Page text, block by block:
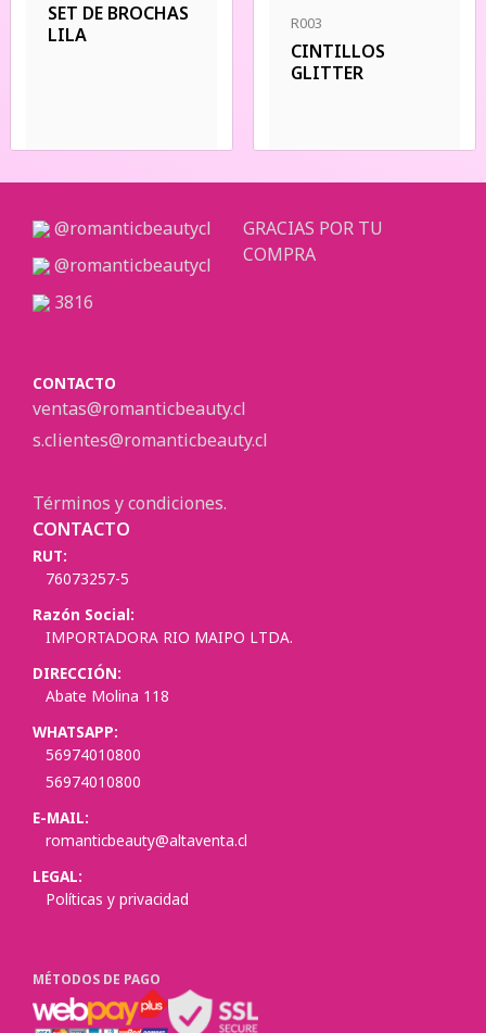
SET DE BROCHAS
LILA
R003
CINTILLOS
GLITTER
@romanticbeautycl
@romanticbeautycl
3816
CONTACTO
ventas@romanticbeauty.cl
s.clientes@romanticbeauty.cl
Términos y condiciones.
GRACIAS POR TU
COMPRA
CONTACTO
RUT:
76073257-5
Razón Social:
IMPORTADORA RIO MAIPO LTDA.
DIRECCIÓN:
Abate Molina 118
WHATSAPP:
56974010800
56974010800
E-MAIL:
romanticbeauty@altaventa.cl
LEGAL:
Políticas y privacidad
MÉTODOS DE PAGO